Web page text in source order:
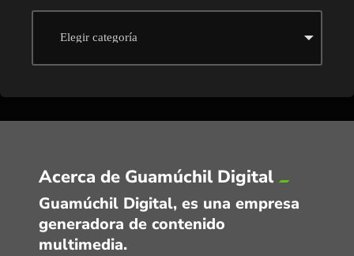
Acerca de Guamúchil Digital
Guamúchil Digital, es una empresa
generadora de contenido
multimedia.